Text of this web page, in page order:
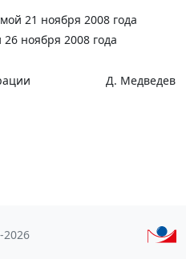
21 ноября 2008 года
ноября 2008 года
Д. Медведев